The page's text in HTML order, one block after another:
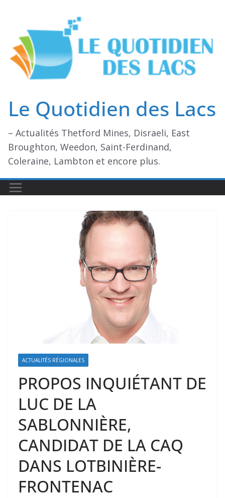
contenu
Le Quotidien des Lacs
– Actualités Thetford Mines, Disraeli, East
Broughton, Weedon, Saint-Ferdinand,
Coleraine, Lambton et encore plus.
ACTUALITÉS RÉGIONALES
PROPOS INQUIÉTANT DE
LUC DE LA
SABLONNIÈRE,
CANDIDAT DE LA CAQ
DANS LOTBINIÈRE-
FRONTENAC